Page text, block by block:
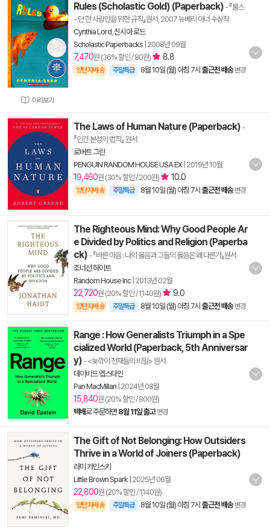
미리보기
Rules (Scholastic Gold) (Paperback) - 『룰스
- 단 한 사람만을 위한 규칙』원서, 2007 뉴베리 아너 수상작
Cynthia Lord 신시아 로드
Scholastic Paperbacks 2008년 09월
7,470원 (36% 할인 / 80원) 8.8
양탄자배송 주말특급 8월 10일 (월) 아침 7시 출근전 배송 변경
The Laws of Human Nature (Paperback) -
『인간 본성의 법칙』 원서
로버트 그린
PENGUIN RANDOM HOUSE USA EX| 2019년 10월
19,460원 (30% 할인 / 200원) 10.0
양탄자배송 주말특급 8월 10일 (월) 아침 7시 출근전 배송 변경
The Righteous Mind: Why Good People Ar
e Divided by Politics and Religion (Paperba
ck) - 『바른 마음 : 나의 옳음과 그들의 옳음은 왜 다른가』원서
조너선 하이트
Random House Inc| 2013년 02월
22,720원 (20% 할인 / 1,140원) 9.0
양탄자배송 주말특급 8월 10일 (월) 아침 7시 출근전 배송 변경
Range : How Generalists Triumph in a Spe
cialized World (Paperback, 5th Anniversar
y) - <늦깎이 천재들의 비밀> 원서
데이비드 엡스타인
Pan MacMillan 2024년 08월
15,840원 (20% 할인 / 800원)
택배로 주문하면 8월 11일 출고 변경
The Gift of Not Belonging: How Outsiders
Thrive in a World of Joiners (Paperback)
라미 카민스키
Little Brown Spark| 2025년 06월
22,800원 (20% 할인 / 1,140원)
양탄자배송 주말특급 8월 10일 (월) 아침 7시 출근전 배송 변경